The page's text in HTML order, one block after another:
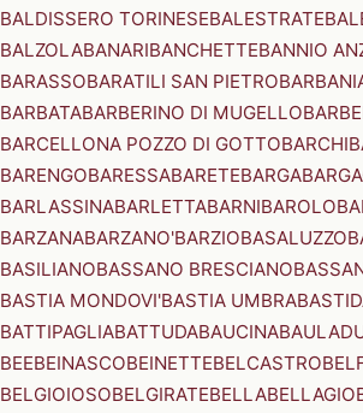
BALDISSERO TORINESEBALESTRATE
BALZOLABANARIBANCHETTEBANNIO
BARASSOBARATILI SAN PIETRO
BARBATABARBERINO DI MUGELLO
BARCELLONA POZZO DI GOTTOBARCHI
BARENGOBARESSABARETEBARGA
BARLASSINABARLETTABARNIBAROLO
BARZANABARZANO'BARZIOBASALUZZO
BASILIANOBASSANO BRESCIANO
BASTIA MONDOVI'BASTIA UMBRA
BATTIPAGLIABATTUDABAUCINA
BEEBEINASCOBEINETTEBELCASTRO
BELGIOIOSOBELGIRATEBELLABELLAGIO